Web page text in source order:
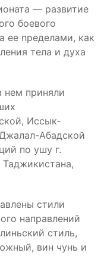
— развитие
боевого
ее пределами, как
тела и духа
нем приняли
Иссык-
Абадской
по ушу г.
стили
направлений
стиль,
вин чунь и